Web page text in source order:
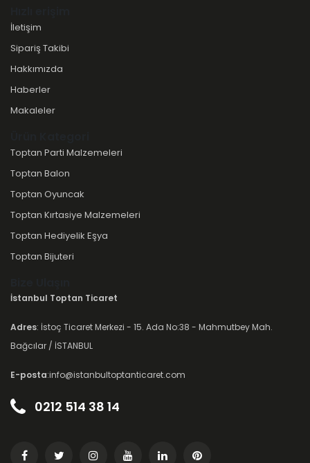
İletişim
Sipariş Takibi
Hakkımızda
Haberler
Makaleler
Toptan Parti Malzemeleri
Toptan Balon
Toptan Oyuncak
Toptan Kırtasiye Malzemeleri
Toptan Hediyelik Eşya
Toptan Bijuteri
İstanbul Toptan Ticaret
Adres: İstoç Ticaret Merkezi - 15. Ada No:38 - Mahmutbey Mah.
Bağcılar / İSTANBUL
E-posta:info@istanbultoptanticaret.com
0212 514 38 14